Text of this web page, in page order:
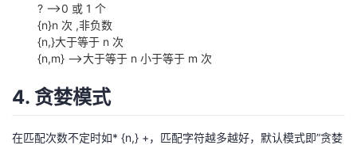
? –>0 或 1 个
{n}n 次 ,非负数
{n,}大于等于 n 次
{n,m} –>大于等于 n 小于等于 m 次
4. 贪婪模式
在匹配次数不定时如* {n,} +，匹配字符越多越好，默认模式即”贪婪